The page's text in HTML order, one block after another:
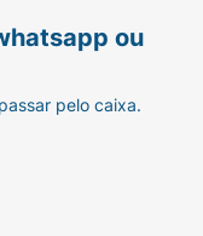
para
sinta a
limpa,
ou
pelo caixa.